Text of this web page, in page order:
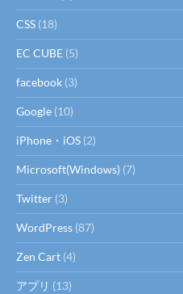
CSS (18)
EC CUBE (5)
facebook (3)
Google (10)
iPhone・iOS (2)
Microsoft(Windows) (7)
Twitter (3)
WordPress (87)
Zen Cart (4)
アプリ (13)